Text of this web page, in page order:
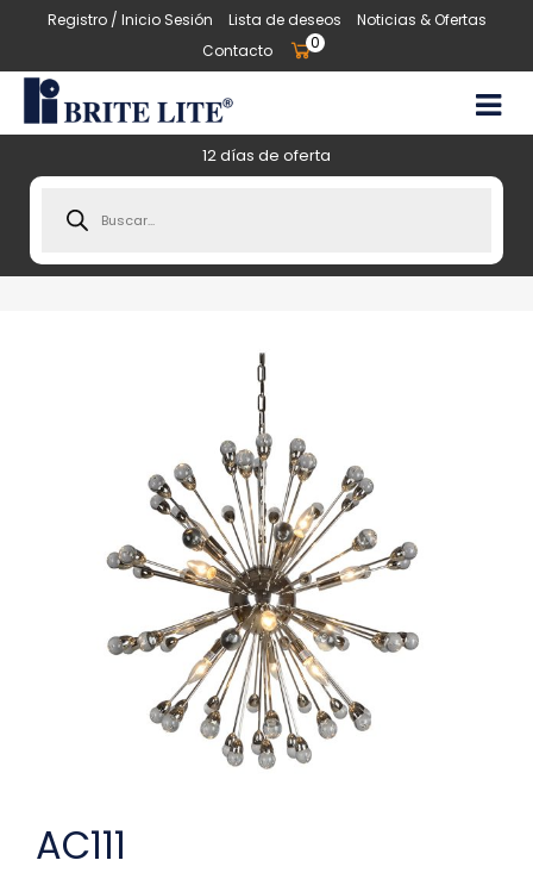
Registro / Inicio Sesión Lista de deseos
Noticias & Ofertas
Contacto
0
12 días de oferta
search
AC111